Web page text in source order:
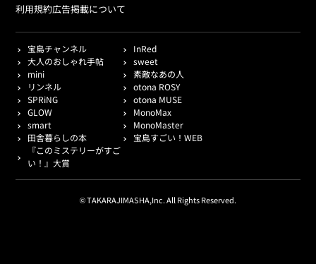
利用規約広告掲載について
宝島チャンネル
InRed
大人のおしゃれ手帖
sweet
mini
素敵なあの人
リンネル
otona ROSY
SPRiNG
otona MUSE
GLOW
MonoMax
smart
MonoMaster
田舎暮らしの本
宝島すごい！WEB
『このミステリーがすご
い！』大賞
© TAKARAJIMASHA,Inc. All Rights Reserved.